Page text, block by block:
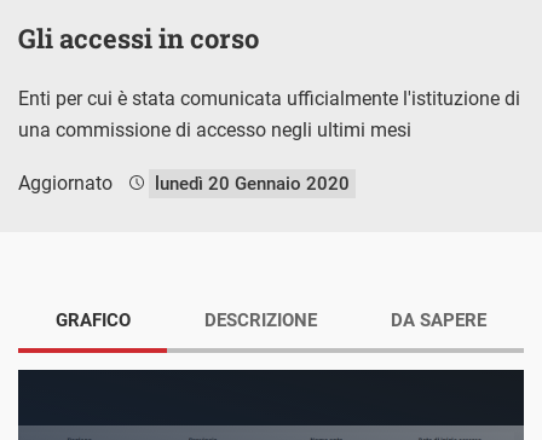
Gli accessi in corso
Enti per cui è stata comunicata ufficialmente l'istituzione di
una commissione di accesso negli ultimi mesi
Aggiornato lunedì 20 Gennaio 2020
GRAFICO DESCRIZIONE DA SAPERE